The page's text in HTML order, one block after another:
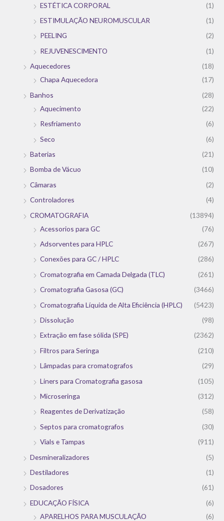
ESTÉTICA CORPORAL
(1)
ESTIMULAÇÃO NEUROMUSCULAR
(1)
PEELING
(2)
REJUVENESCIMENTO
(1)
Aquecedores
(18)
Chapa Aquecedora
(17)
Banhos
(28)
Aquecimento
(22)
Resfriamento
(6)
Seco
(6)
Baterias
(21)
Bomba de Vácuo
(10)
Câmaras
(2)
Controladores
(4)
CROMATOGRAFIA
(13894)
Acessorios para GC
(76)
Adsorventes para HPLC
(267)
Conexões para GC / HPLC
(286)
Cromatografia em Camada Delgada (TLC)
(261)
Cromatografia Gasosa (GC)
(3466)
Cromatografia Líquida de Alta Eficiência (HPLC)
(5423)
Dissolução
(98)
Extração em fase sólida (SPE)
(2362)
Filtros para Seringa
(210)
Lâmpadas para cromatografos
(29)
Liners para Cromatografia gasosa
(105)
Microseringa
(312)
Reagentes de Derivatização
(58)
Septos para cromatografos
(30)
Vials e Tampas
(911)
Desmineralizadores
(5)
Destiladores
(1)
Dosadores
(61)
EDUCAÇÃO FÍSICA
(6)
APARELHOS PARA MUSCULAÇÃO
(6)